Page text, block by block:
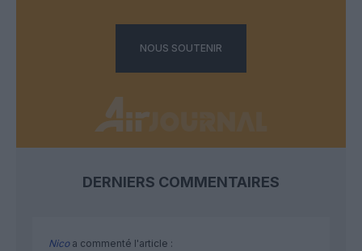
NOUS SOUTENIR
DERNIERS COMMENTAIRES
Nicoa commenté l'article :